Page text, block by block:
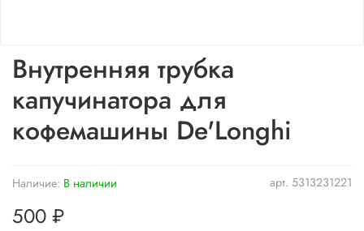
арт. 5313231221
Наличие: В наличии
Внутренняя трубка
капучинатора для
кофемашины De'Longhi
500 ₽